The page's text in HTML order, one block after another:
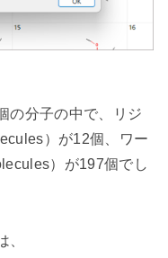
の分子の中で、リジ
）が12個、ワー
）が197個でし
、